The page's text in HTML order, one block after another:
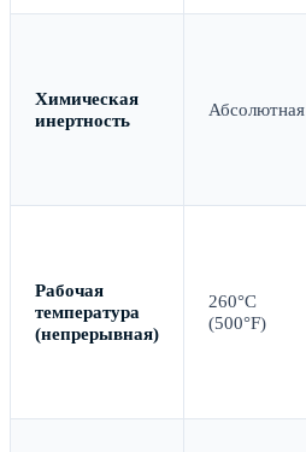
Химическая
инертность
Абсолютная
Рабочая
температура
(непрерывная)
260°C
(500°F)